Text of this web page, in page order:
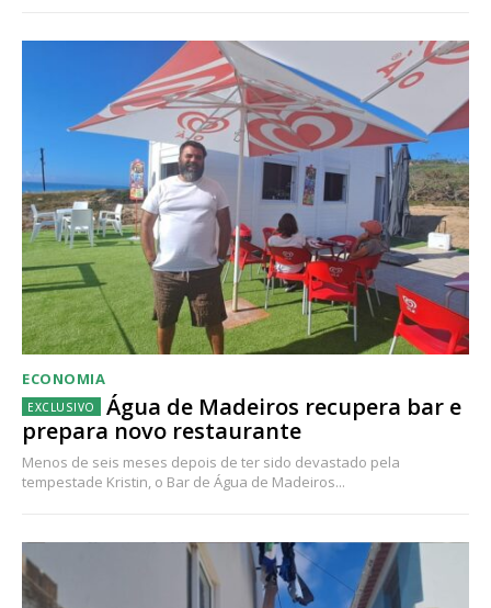
ECONOMIA
Água de Madeiros recupera bar e
prepara novo restaurante
Menos de seis meses depois de ter sido devastado pela
tempestade Kristin, o Bar de Água de Madeiros...